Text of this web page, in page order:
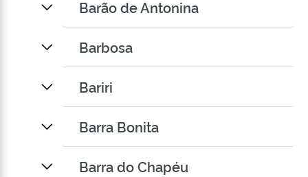
Barão de Antonina
Barbosa
Bariri
Barra Bonita
Barra do Chapéu